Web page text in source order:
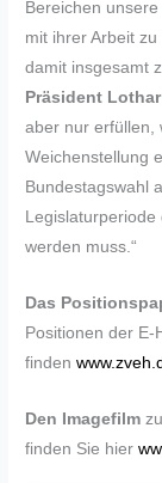
Bereichen
mit ihrer Arbeit
damit insgesamt
Präsident
aber nur erfüllen,
Weichenstellung
Bundestagswahl
werden muss.“
Das
Positionen der E-
finden
Den Imagefilm
finden Sie hier